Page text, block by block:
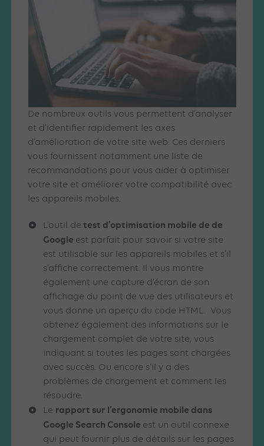
De nombreux outils vous permettent d’analyser
et d’identifier rapidement les axes
d’amélioration de votre site web. Ces derniers
vous fournissent notamment une liste de
recommandations pour vous aider à optimiser
votre site et améliorer votre compatibilité avec
les appareils mobiles.
L’outil de test d’optimisation mobile de de
Google est parfait pour savoir si votre site
est utilisable sur les appareils mobiles et s’il
s’affiche correctement. Il vous montre
également une capture d’écran de son
affichage du point de vue des utilisateurs et
vous donne un aperçu du code HTML. Vous
obtenez également des informations sur le
chargement complet de votre site, vous
indiquant si toutes les pages sont chargées
avec succès. Ou encore s’il y a des
problèmes de chargement et comment les
résoudre.
Le rapport sur l’ergonomie mobile dans
Google Search Console est un outil connexe
qui peut fournir plus de détails sur les pages